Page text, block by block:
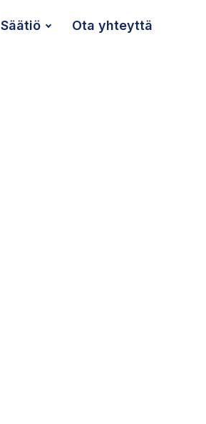
Säätiö Ota yhteyttä